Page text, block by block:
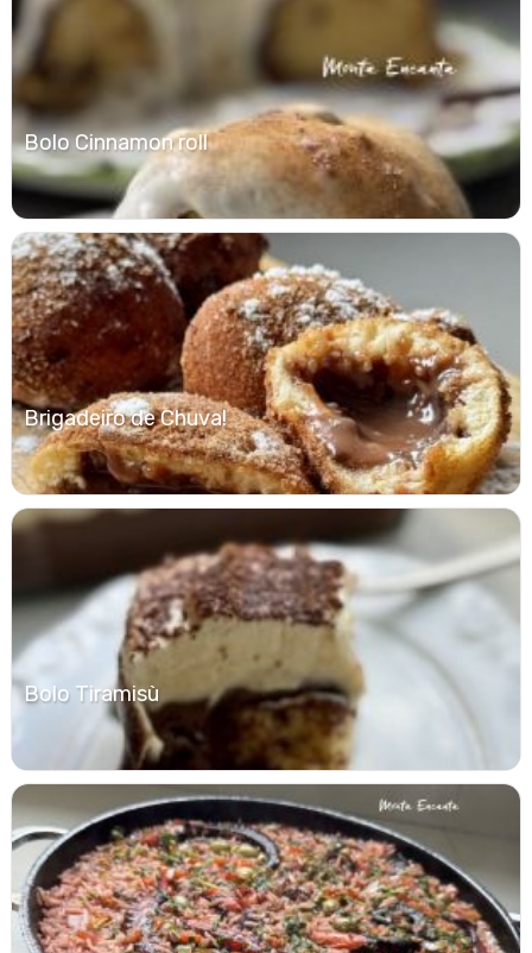
Bolo Cinnamon roll
Brigadeiro de Chuva!
Bolo Tiramisù